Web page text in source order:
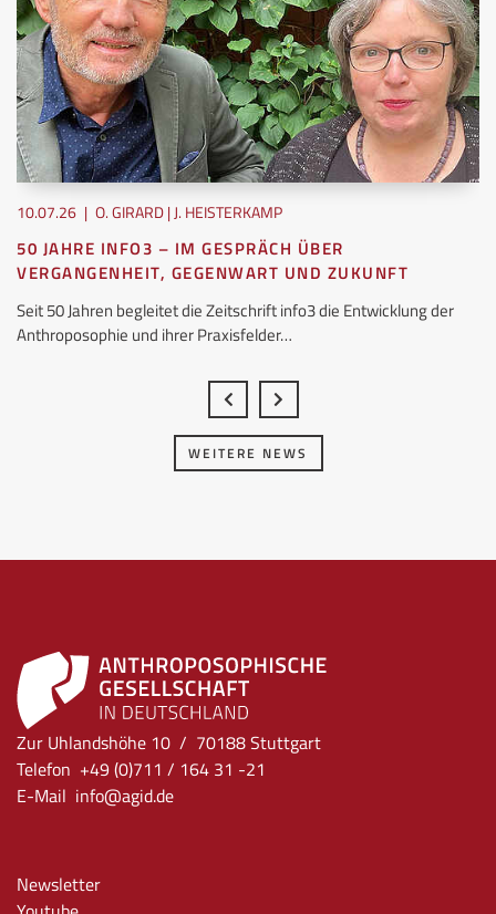
10.07.26 | O. GIRARD | J. HEISTERKAMP
50 JAHRE INFO3 – IM GESPRÄCH ÜBER
VERGANGENHEIT, GEGENWART UND ZUKUNFT
Seit 50 Jahren begleitet die Zeitschrift info3 die Entwicklung der
Anthroposophie und ihrer Praxisfelder…
WEITERE NEWS
Zur Uhlandshöhe 10 / 70188 Stuttgart
Telefon +49 (0)711 / 164 31 -21
E-Mail info@agid.de
Newsletter